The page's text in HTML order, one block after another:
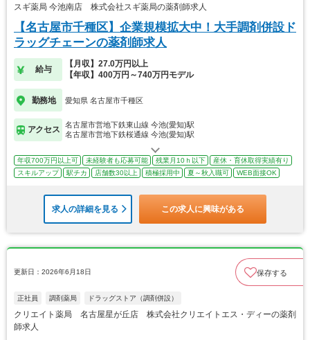
スギ薬局 今池南店 株式会社スギ薬局の薬剤師求人
【名古屋市千種区】企業規模拡大中！大手調剤併設ド
ラッグチェーンの薬剤師求人
給与
【月収】27.0万円以上
【年収】400万円～740万円モデル
勤務地 愛知県 名古屋市千種区
アクセス
名古屋市営地下鉄東山線 今池(愛知)駅
名古屋市営地下鉄桜通線 今池(愛知)駅
年収700万円以上可 未経験者も応募可能 残業月10ｈ以下
産休・育休取得実績有り
スキルアップ
駅チカ 店舗数30以上 積極採用中 夏～秋入職可 WEB面接OK
求人の詳細を見る この求人に興味がある
更新日：2026年6月18日 保存する
正社員 調剤薬局 ドラッグストア（調剤併設）
クリエイト薬局 名古屋星が丘店 株式会社クリエイトエス・ディーの薬剤
師求人